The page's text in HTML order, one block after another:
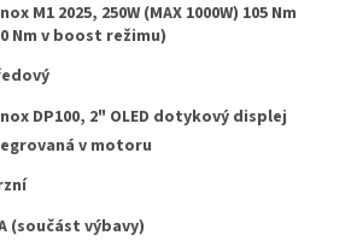
M1 2025, 250W (MAX 1000W) 105 Nm
Nm v boost režimu)
DP100, 2" OLED dotykový displej
v motoru
(součást výbavy)